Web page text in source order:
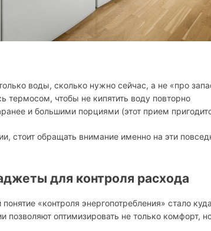
воды, сколько нужно сейчас, а не «про
термосом, чтобы не кипятить воду повторно
и большими порциями (этот прием
стоит обращать внимание именно на эти
для контроля расхода
«контроля энергопотребления» стало
позволяют оптимизировать не только комфорт,